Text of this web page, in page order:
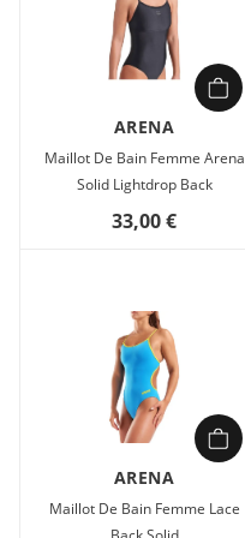
ARENA
Maillot De Bain Femme Arena
Solid Lightdrop Back
33,00 €
ARENA
Maillot De Bain Femme Lace